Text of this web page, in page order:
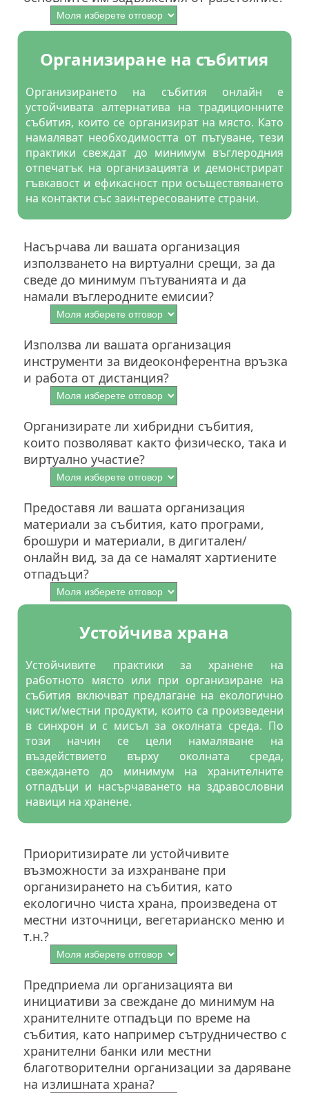
Организиране на събития
Организирането на събития онлайн е
устойчивата алтернатива на традиционните
събития, които се организират на място. Като
намаляват необходимостта от пътуване, тези
практики свеждат до минимум въглеродния
отпечатък на организацията и демонстрират
гъвкавост и ефикасност при осъществяването
на контакти със заинтересованите страни.
Насърчава ли вашата организация
използването на виртуални срещи, за да
сведе до минимум пътуванията и да
намали въглеродните емисии?
Използва ли вашата организация
инструменти за видеоконферентна връзка
и работа от дистанция?
Организирате ли хибридни събития,
които позволяват както физическо, така и
виртуално участие?
Предоставя ли вашата организация
материали за събития, като програми,
брошури и материали, в дигитален/
онлайн вид, за да се намалят хартиените
отпадъци?
Устойчива храна
Устойчивите практики за хранене на
работното място или при организиране на
събития включват предлагане на екологично
чисти/местни продукти, които са произведени
в синхрон и с мисъл за околната среда. По
този начин се цели намаляване на
въздействието върху околната среда,
свеждането до минимум на хранителните
отпадъци и насърчаването на здравословни
навици на хранене.
Приоритизирате ли устойчивите
възможности за изхранване при
организирането на събития, като
екологично чиста храна, произведена от
местни източници, вегетарианско меню и
т.н.?
Предприема ли организацията ви
инициативи за свеждане до минимум на
хранителните отпадъци по време на
събития, като например сътрудничество с
хранителни банки или местни
благотворителни организации за даряване
на излишната храна?